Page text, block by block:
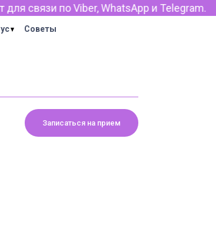
связи по Viber, WhatsApp и Telegram.
Советы
Записаться на прием